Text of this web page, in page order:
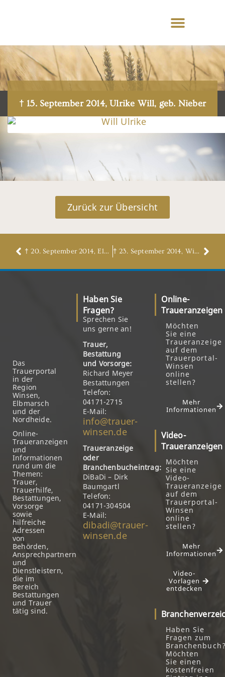
† 15. September 2014, Ulrike Will, geb. Nieber
Zurück zur Übersicht
† 20. September 2014, Elke Rother, geb. Striegnitz † 23. September 2014, Willi Ohlde
Das
Trauerportal
in der
Region
Winsen,
Elbmarsch
und der
Nordheide.
Online-
Traueranzeigen
und
Informationen
rund um die
Themen:
Trauer,
Trauerhilfe,
Bestattungen,
Vorsorge
sowie
hilfreiche
Adressen
von
Behörden,
Ansprechpartnern
und
Dienstleistern,
die im
Bereich
Bestattungen
und Trauer
tätig sind.
Haben Sie
Fragen?
Sprechen Sie
uns gerne an!
Trauer,
Bestattung
und Vorsorge:
Richard Meyer
Bestattungen
Telefon:
04171-2715
E-Mail:
info@trauer-
winsen.de
Traueranzeige
oder
Branchenbucheintrag:
DiBaDi – Dirk
Baumgartl
Telefon:
04171-304504
E-Mail:
dibadi@trauer-
winsen.de
Online-
Traueranzeigen
Möchten
Sie eine
Traueranzeige
auf dem
Trauerportal-
Winsen
online
stellen?
Mehr
Informationen
Video-
Traueranzeigen
Möchten
Sie eine
Video-
Traueranzeige
auf dem
Trauerportal-
Winsen
online
stellen?
Mehr
Informationen
Video-
Vorlagen
entdecken
Haben Sie
Fragen zum
Möchten
Sie einen
kostenfreien